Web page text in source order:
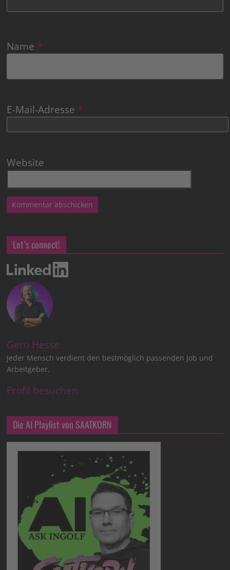
Name *
E-Mail-Adresse *
Website
Let’s connect!
Gero Hesse
Jeder Mensch verdient den bestmöglich passenden Job und
Arbeitgeber.
Profil besuchen
Die AI Playlist von SAATKORN